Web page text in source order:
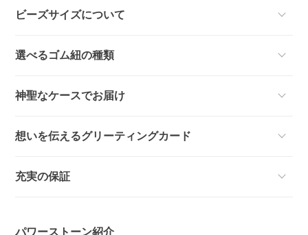
ビーズサイズについて
選べるゴム紐の種類
神聖なケースでお届け
想いを伝えるグリーティングカード
充実の保証
パワーストーン紹介